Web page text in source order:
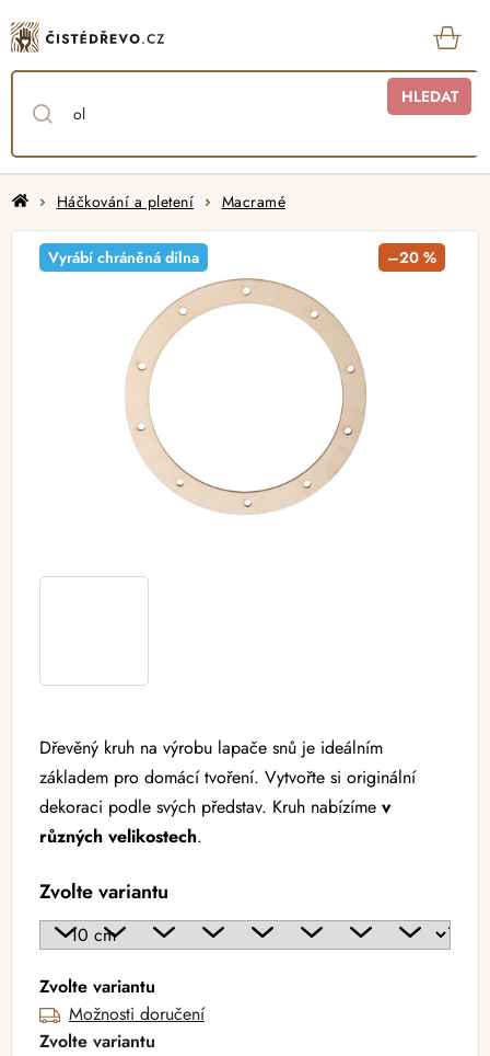
na
obsah
HLEDAT
DomůHáčkování a pletení Macramé
Dřevěný kruh na výrobu lapače snů je ideálním
základem pro domácí tvoření. Vytvořte si originální
dekoraci podle svých představ. Kruh nabízíme v
různých velikostech.
Zvolte variantu
Zvolte variantu
Možnosti doručení
Zvolte variantu
Vyrábí chráněná dílna –20 %